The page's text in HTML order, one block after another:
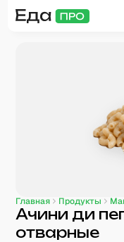
Главная Продукты
Ачини ди
отварные